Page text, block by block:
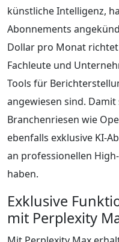
künstliche Intelligenz,
Abonnements
Dollar pro Monat
Fachleute und
Tools für
angewiesen sind.
Branchenriesen wie
ebenfalls exklusive KI-
an professionellen
haben.
Exklusive
mit Perplexity